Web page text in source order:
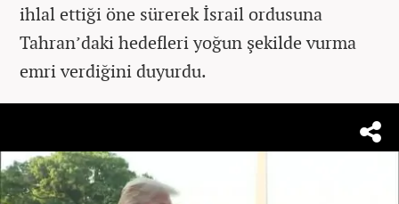
ihlal ettiği öne sürerek İsrail ordusuna
Tahran’daki hedefleri yoğun şekilde vurma
emri verdiğini duyurdu.